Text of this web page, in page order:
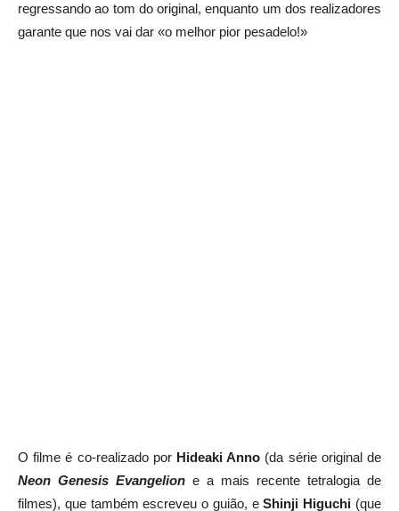
regressando ao tom do original, enquanto um dos realizadores
garante que nos vai dar «o melhor pior pesadelo!»
O filme é co-realizado por Hideaki Anno (da série original de
Neon Genesis Evangelion e a mais recente tetralogia de
filmes), que também escreveu o guião, eShinji Higuchi (que